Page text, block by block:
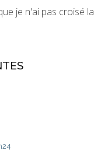
je n'ai pas croisé la